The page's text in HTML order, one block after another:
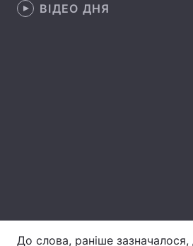
ВІДЕО ДНЯ
До слова, раніше